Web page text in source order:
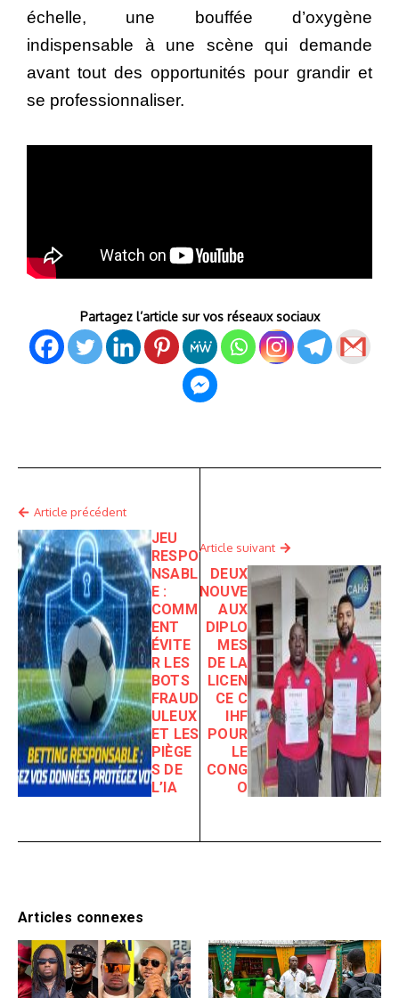
échelle, une bouffée d’oxygène
indispensable à une scène qui demande
avant tout des opportunités pour grandir et
se professionnaliser.
Partagez l’article sur vos réseaux sociaux
Article précédent
JEU
RESPO
NSABL
E :
COMM
ENT
ÉVITE
R LES
BOTS
FRAUD
ULEUX
ET LES
PIÈGE
S DE
L’IA
Article suivant
DEUX
NOUVE
AUX
DIPLO
MES
DE LA
LICEN
CE C
IHF
POUR
LE
CONG
O
Articles connexes